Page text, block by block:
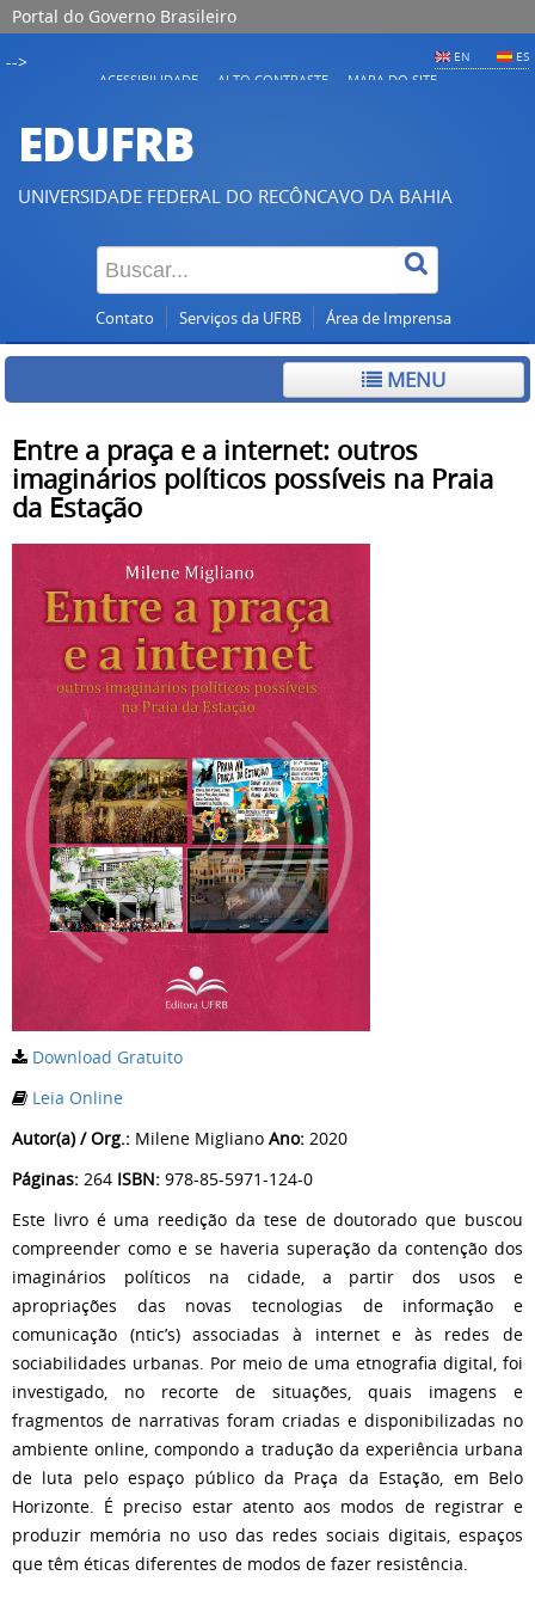
Portal do Governo Brasileiro
EN ES
-->
ACESSIBILIDADE ALTO CONTRASTE MAPA DO SITE
EDUFRB
UNIVERSIDADE FEDERAL DO RECÔNCAVO DA BAHIA
Contato Serviços da UFRB Área de Imprensa
MENU
Entre a praça e a internet: outros
imaginários políticos possíveis na Praia
da Estação
Download Gratuito
Leia Online
Autor(a) / Org.: Milene Migliano Ano: 2020
Páginas: 264 ISBN: 978-85-5971-124-0
Este livro é uma reedição da tese de doutorado que buscou
compreender como e se haveria superação da contenção dos
imaginários políticos na cidade, a partir dos usos e
apropriações das novas tecnologias de informação e
comunicação (ntic’s) associadas à internet e às redes de
sociabilidades urbanas. Por meio de uma etnografia digital, foi
investigado, no recorte de situações, quais imagens e
fragmentos de narrativas foram criadas e disponibilizadas no
ambiente online, compondo a tradução da experiência urbana
de luta pelo espaço público da Praça da Estação, em Belo
Horizonte. É preciso estar atento aos modos de registrar e
produzir memória no uso das redes sociais digitais, espaços
que têm éticas diferentes de modos de fazer resistência.